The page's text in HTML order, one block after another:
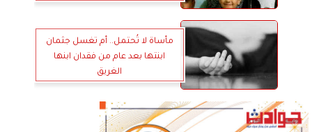
مأساة لا تُحتمل.. أم تغسل جثمان
ابنتها بعد عام من فقدان ابنها
الغريق